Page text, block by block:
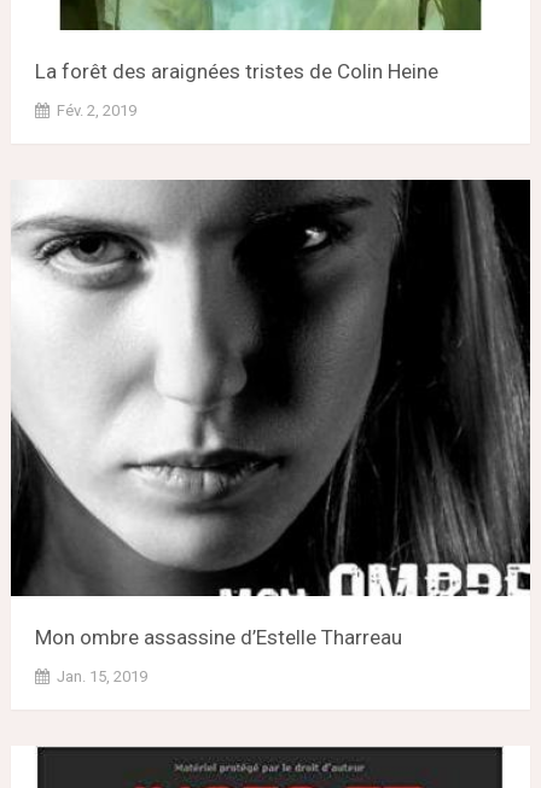
La forêt des araignées tristes de Colin Heine
Fév. 2, 2019
Mon ombre assassine d’Estelle Tharreau
Jan. 15, 2019